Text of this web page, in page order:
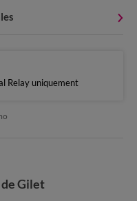
Relay uniquement
Gilet